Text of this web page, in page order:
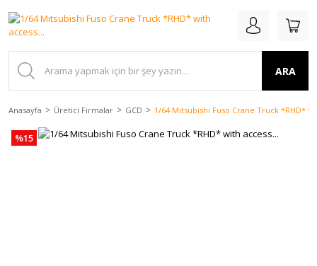
ARA
Anasayfa Üretici Firmalar GCD 1/64 Mitsubishi Fuso Crane Truck *RHD*
%15